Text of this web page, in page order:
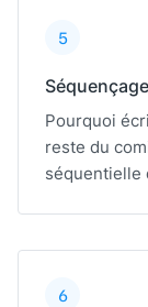
5
Pourquoi
reste du
séquentielle
6